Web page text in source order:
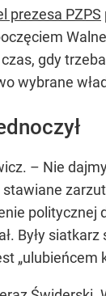
prezesa PZPS
gdy
wybrane
– Nie
Były
„ulubieńcem